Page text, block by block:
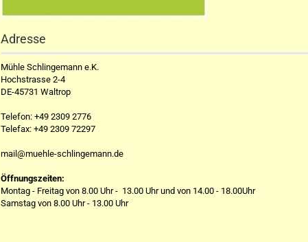
Adresse
Mühle Schlingemann e.K.
Hochstrasse 2-4
DE-45731 Waltrop
Telefon: +49 2309 2776
Telefax: +49 2309 72297
mail@muehle-schlingemann.de
Öffnungszeiten:
Montag - Freitag von 8.00 Uhr - 13.00 Uhr und von 14.00 - 18.00Uhr
Samstag von 8.00 Uhr - 13.00 Uhr